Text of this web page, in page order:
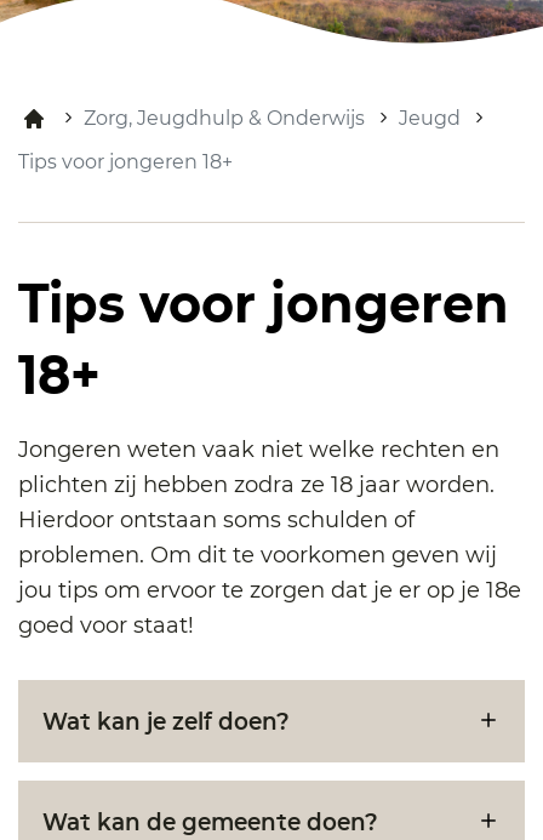
Zorg, Jeugdhulp & Onderwijs
Jeugd
Tips voor jongeren 18+
Tips voor jongeren
18+
Jongeren weten vaak niet welke rechten en
plichten zij hebben zodra ze 18 jaar worden.
Hierdoor ontstaan soms schulden of
problemen. Om dit te voorkomen geven wij
jou tips om ervoor te zorgen dat je er op je 18e
goed voor staat!
Wat kan je zelf doen?
Wat kan de gemeente doen?